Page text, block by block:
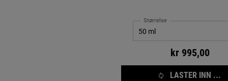
Størrelse
kr 995,00
LASTER INN ...